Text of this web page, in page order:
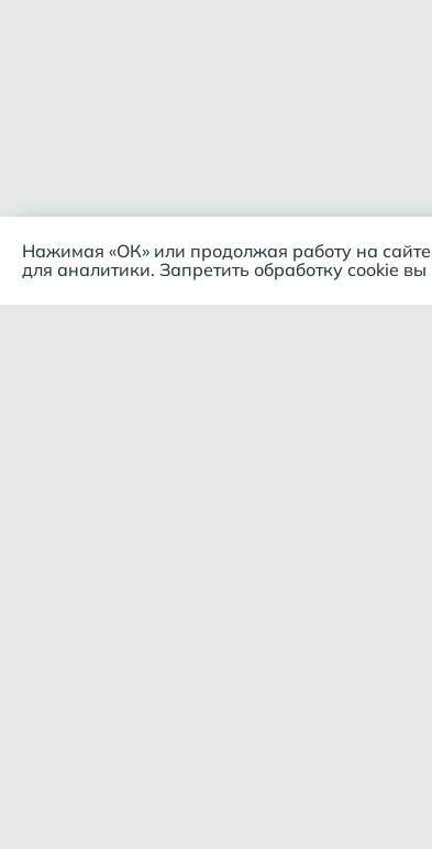
Нажимая «ОК» или продолжая работу на
для аналитики. Запретить обработку cookie